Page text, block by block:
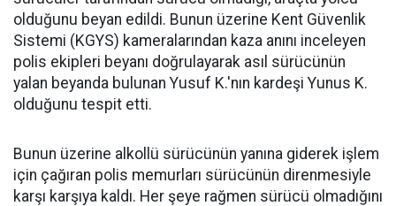
olduğunu beyan edildi. Bunun üzerine Kent Güvenlik
Sistemi (KGYS) kameralarından kaza anını inceleyen
polis ekipleri beyanı doğrulayarak asıl sürücünün
yalan beyanda bulunan Yusuf K.'nın kardeşi Yunus K.
olduğunu tespit etti.
Bunun üzerine alkollü sürücünün yanına giderek işlem
için çağıran polis memurları sürücünün direnmesiyle
karşı karşıya kaldı. Her şeye rağmen sürücü olmadığını